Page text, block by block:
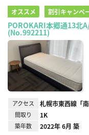
オススメ 割引キャンペ
POROKARI本郷通13北
(No.992211)
アクセス 札幌市東西線「
間取り 1K
築年数 2022年 6月 築